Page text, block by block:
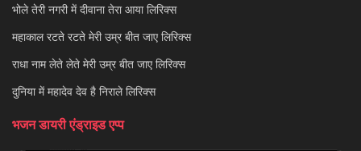
भोले तेरी नगरी में दीवाना तेरा आया लिरिक्स
महाकाल रटते रटते मेरी उम्र बीत जाए लिरिक्स
राधा नाम लेते लेते मेरी उम्र बीत जाए लिरिक्स
दुनिया में महादेव देव है निराले लिरिक्स
भजन डायरी एंड्राइड एप्प